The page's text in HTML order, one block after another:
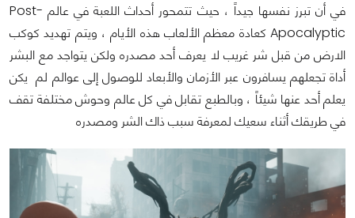
في أن تبرز نفسها جيداً ، حيث تتمحور أحداث اللعبة في عالم Post-
Apocalyptic كعادة معظم الألعاب هذه الأيام ، ويتم تهديد كوكب
الارض من قبل شر غريب لا يعرف أحد مصدره ولكن يتواجد مع البشر
أداة تجعلهم يسافرون عبر الأزمان والأبعاد للوصول إلى عوالم لم يكن
يعلم أحد عنها شيئاً ، وبالطبع تقابل في كل عالم وحوش مختلفة تقف
في طريقك أثناء سعيك لمعرفة سبب ذاك الشر ومصدره